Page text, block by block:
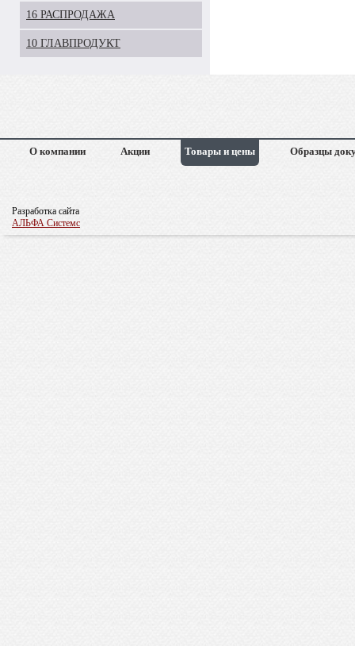
16 РАСПРОДАЖА
10 ГЛАВПРОДУКТ
О компании Акции Товары и цены Образцы
Разработка сайта
АЛЬФА Системс